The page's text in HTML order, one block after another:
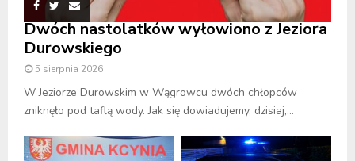
Dwóch nastolatków wyłowiono z Jeziora
Durowskiego
5 sierpnia 2026
W Jeziorze Durowskim w Wągrowcu dwóch chłopców
zniknęło pod taflą wody. Jak się dowiadujemy, dzisiaj,...